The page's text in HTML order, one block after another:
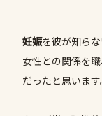
妊娠を彼が知ら
女性との関係を
だったと思います